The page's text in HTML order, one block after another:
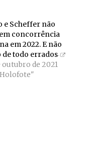
e Scheffer não
concorrência
em 2022. E não
de todo errados
outubro de 2021